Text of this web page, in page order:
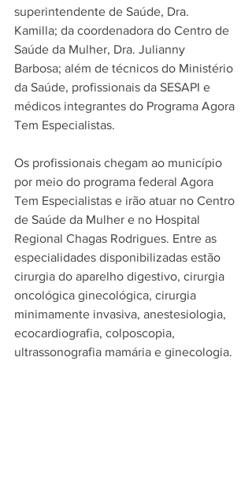
superintendente de Saúde, Dra.
Kamilla; da coordenadora do Centro de
Saúde da Mulher, Dra. Julianny
Barbosa; além de técnicos do Ministério
da Saúde, profissionais da SESAPI e
médicos integrantes do Programa Agora
Tem Especialistas.
Os profissionais chegam ao município
por meio do programa federal Agora
Tem Especialistas e irão atuar no Centro
de Saúde da Mulher e no Hospital
Regional Chagas Rodrigues. Entre as
especialidades disponibilizadas estão
cirurgia do aparelho digestivo, cirurgia
oncológica ginecológica, cirurgia
minimamente invasiva, anestesiologia,
ecocardiografia, colposcopia,
ultrassonografia mamária e ginecologia.